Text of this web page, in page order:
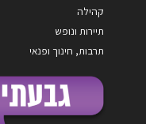
קהילה
תיירות ונופש
תרבות, חינוך ופנאי